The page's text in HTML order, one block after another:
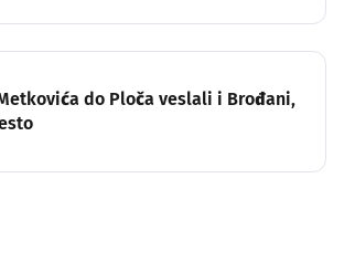
do Ploča veslali i Brođani,